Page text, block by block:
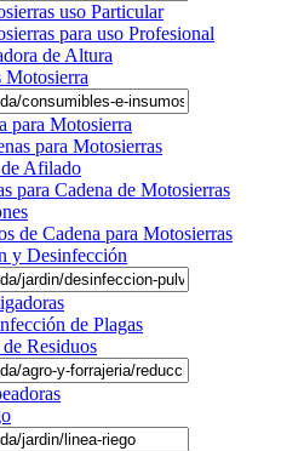
uso Particular
para uso Profesional
de Altura
Motosierra
para Motosierra
para Motosierras
Afilado
para Cadena de Motosierras
de Cadena para Motosierras
y Desinfección
de Plagas
Residuos